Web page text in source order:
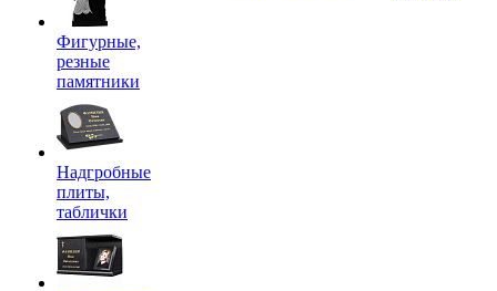
Фигурные,
резные
памятники
Надгробные
плиты,
таблички